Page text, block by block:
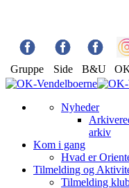
Gruppe Side B&U
Nyheder
arkiv
Kom i gang
Hvad er
Tilmelding og
Tilmelding